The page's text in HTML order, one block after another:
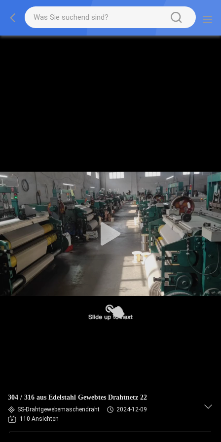
304 / 316 aus Edelstahl Gewebtes Drahtnetz 22
SS-Drahtgewebemaschendraht
2024-12-09
110 Ansichten